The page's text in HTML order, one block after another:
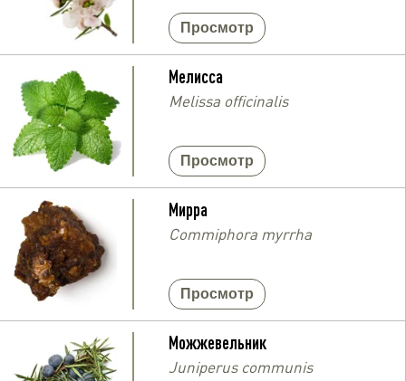
Просмотр
Мелисса
Melissa officinalis
Просмотр
Мирра
Commiphora myrrha
Просмотр
Можжевельник
Juniperus communis